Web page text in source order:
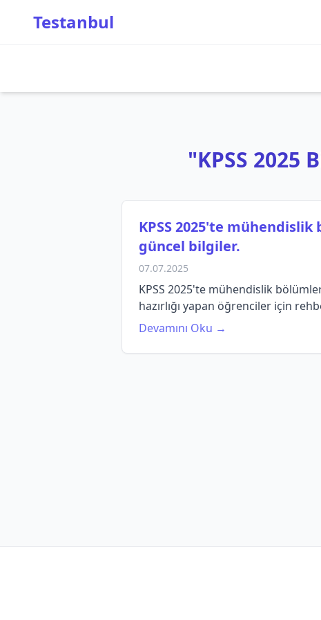
Testanbul
"KPSS
KPSS 2025'te
güncel bilgiler.
07.07.2025
KPSS 2025'te mühendislik
hazırlığı yapan öğrenciler için
Devamını Oku →